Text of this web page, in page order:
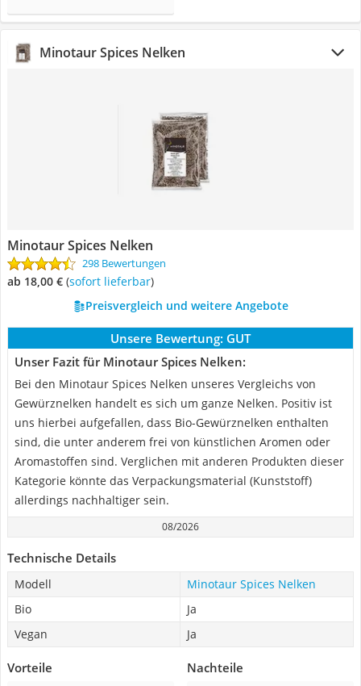
Minotaur Spices Nelken
Minotaur Spices Nelken
298 Bewertungen
ab 18,00 € ( Sofort lieferbar)
Preisvergleich und weitere Angebote
Unsere Bewertung: GUT
Unser Fazit für Minotaur Spices Nelken:
Bei den Minotaur Spices Nelken unseres Vergleichs von
Gewürznelken handelt es sich um ganze Nelken. Positiv ist
uns hierbei aufgefallen, dass Bio-Gewürznelken enthalten
sind, die unter anderem frei von künstlichen Aromen oder
Aromastoffen sind. Verglichen mit anderen Produkten dieser
Kategorie könnte das Verpackungsmaterial (Kunststoff)
allerdings nachhaltiger sein.
08/2026
Technische Details
Modell
Minotaur Spices Nelken
Bio
Ja
Vegan
Ja
Vorteile Nachteile